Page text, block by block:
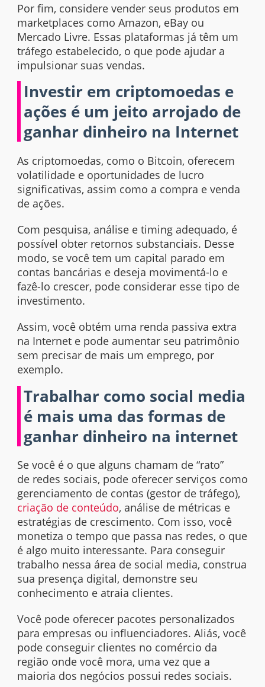
Por fim, considere vender seus produtos em
marketplaces como Amazon, eBay ou
Mercado Livre. Essas plataformas já têm um
tráfego estabelecido, o que pode ajudar a
impulsionar suas vendas.
Investir em criptomoedas e
ações é um jeito arrojado de
ganhar dinheiro na Internet
As criptomoedas, como o Bitcoin, oferecem
volatilidade e oportunidades de lucro
significativas, assim como a compra e venda
de ações.
Com pesquisa, análise etiming adequado, é
possível obter retornos substanciais. Desse
modo, se você tem um capital parado em
contas bancárias e deseja movimentá-lo e
fazê-lo crescer, pode considerar esse tipo de
investimento.
Assim, você obtém uma renda passiva extra
na Internet e pode aumentar seu patrimônio
sem precisar de mais um emprego, por
exemplo.
Trabalhar como social media
é mais uma das formas de
ganhar dinheiro na internet
Se você é o que alguns chamam de “rato”
de redes sociais, pode oferecer serviços como
gerenciamento de contas (gestor de tráfego),
criação de conteúdo, análise de métricas e
estratégias de crescimento. Com isso, você
monetiza o tempo que passa nas redes, o que
é algo muito interessante. Para conseguir
trabalho nessa área de social media, construa
sua presença digital, demonstre seu
conhecimento e atraia clientes.
Você pode oferecer pacotes personalizados
para empresas ou influenciadores. Aliás, você
pode conseguir clientes no comércio da
região onde você mora, uma vez que a
maioria dos negócios possui redes sociais.